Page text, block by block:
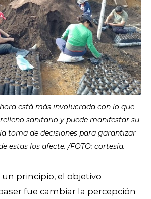
está más involucrada con lo que
sanitario y puede manifestar su
toma de decisiones para garantizar
estas los afecte. /FOTO: cortesía.
un principio, el objetivo
fue cambiar la percepción